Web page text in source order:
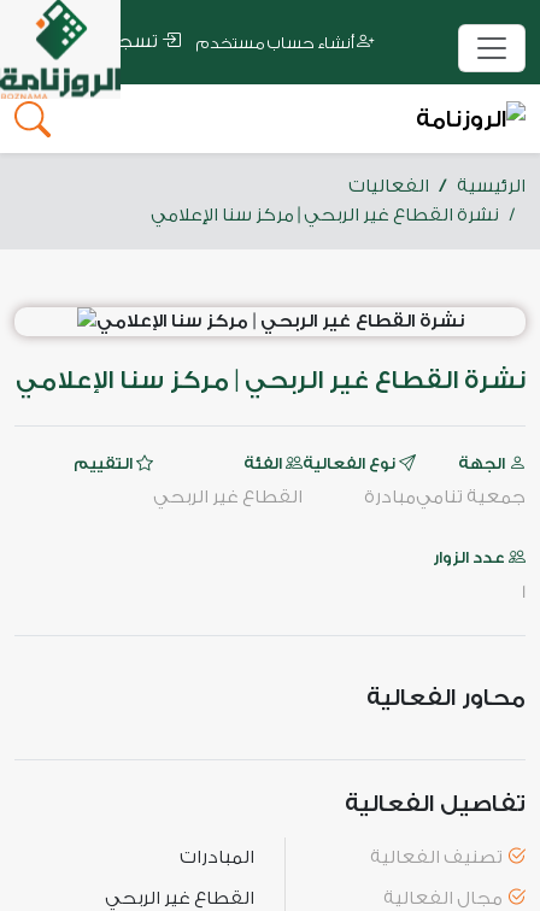
الرئيسية
الفعاليات
نشرة القطاع غير الربحي | مركز سنا الإعلامي
نشرة القطاع غير الربحي | مركز سنا الإعلامي
الجهة
جمعية تنامي
نوع الفعالية
مبادرة
الفئة
القطاع غير الربحي
التقييم
عدد الزوار
1
محاور الفعالية
تفاصيل الفعالية
تصنيف الفعالية
المبادرات
مجال الفعالية
القطاع غير الربحي